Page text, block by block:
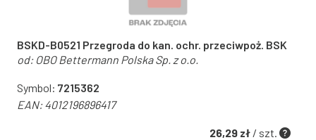
BSKD-B0521 Przegroda do kan. ochr. przeciwpoż. BSK
od: OBO Bettermann Polska Sp. z o.o.
Symbol: 7215362
EAN:4012196896417
26,29 zł / szt.